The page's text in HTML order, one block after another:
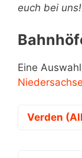
euch bei uns!
Eine
Verden